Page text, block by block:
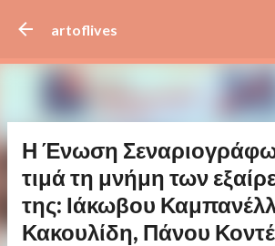
artoflives
Η Ένωση
τιμά τη μνήμη των
της: Ιάκωβου
Κακουλίδη, Πάνου